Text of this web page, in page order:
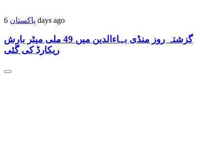
پاکستان 6 days ago
گزشتہ روز منڈی بہاءالدین میں 49 ملی میٹر بارش
ریکارڈ کی گئی